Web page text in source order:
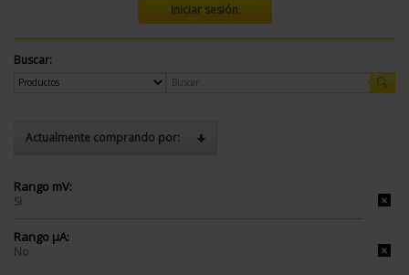
Iniciar sesión
Buscar:
Actualmente comprando por:
Rango mV:
Si
Rango µA:
No